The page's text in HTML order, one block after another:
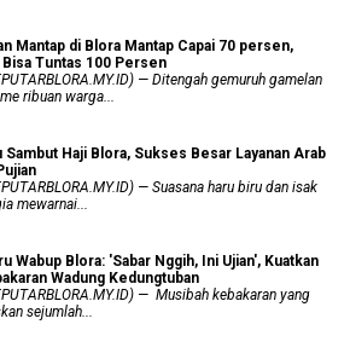
Mantap di Blora Mantap Capai 70 persen,
Bisa Tuntas 100 Persen
— Ditengah gemuruh gamelan
ribuan warga...
Sambut Haji Blora, Sukses Besar Layanan Arab
— Suasana haru biru dan isak
mewarnai...
Wabup Blora: ​'Sabar Nggih, Ini Ujian', Kuatkan
Wadung Kedungtuban
— Musibah kebakaran yang
sejumlah...